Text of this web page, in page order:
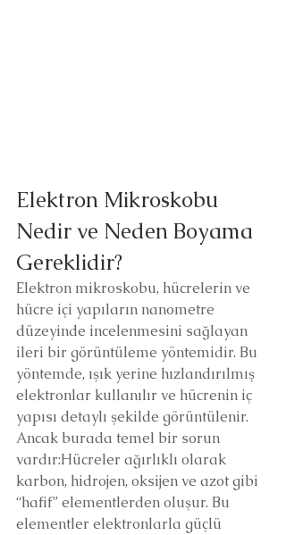
Elektron Mikroskobu
Nedir ve Neden Boyama
Gereklidir?
Elektron mikroskobu, hücrelerin ve
hücre içi yapıların nanometre
düzeyinde incelenmesini sağlayan
ileri bir görüntüleme yöntemidir. Bu
yöntemde, ışık yerine hızlandırılmış
elektronlar kullanılır ve hücrenin iç
yapısı detaylı şekilde görüntülenir.
Ancak burada temel bir sorun
vardır:Hücreler ağırlıklı olarak
karbon, hidrojen, oksijen ve azot gibi
“hafif” elementlerden oluşur. Bu
elementler elektronlarla güçlü